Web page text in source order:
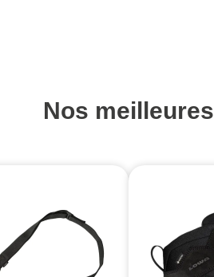
Nos meilleures